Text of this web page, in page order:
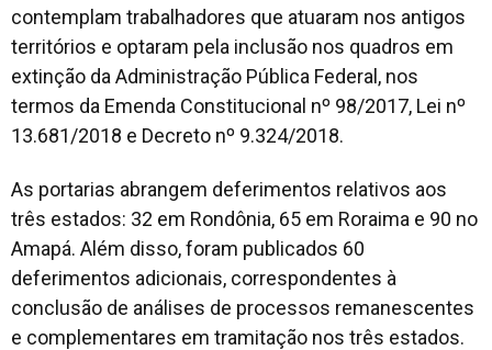
contemplam trabalhadores que atuaram nos antigos
territórios e optaram pela inclusão nos quadros em
extinção da Administração Pública Federal, nos
termos da Emenda Constitucional nº 98/2017, Lei nº
13.681/2018 e Decreto nº 9.324/2018.
As portarias abrangem deferimentos relativos aos
três estados: 32 em Rondônia, 65 em Roraima e 90 no
Amapá. Além disso, foram publicados 60
deferimentos adicionais, correspondentes à
conclusão de análises de processos remanescentes
e complementares em tramitação nos três estados.